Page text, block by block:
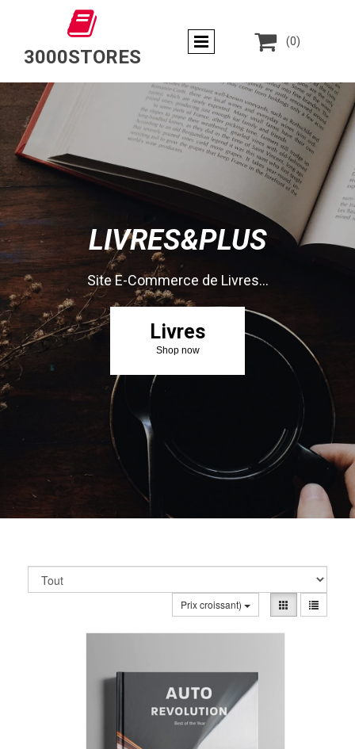

3000STORES
 (0)
LIVRES&PLUS
Site E-Commerce de Livres...
Livres
Shop now
Prix croissant)